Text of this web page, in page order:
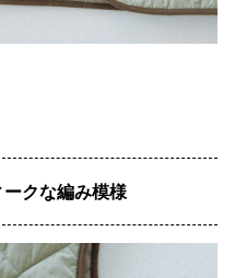
クな編み模様